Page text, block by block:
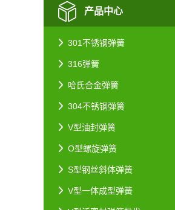
产品中心
301不锈钢弹簧
316弹簧
哈氏合金弹簧
304不锈钢弹簧
V型油封弹簧
O型螺旋弹簧
S型钢丝斜体弹簧
V型一体成型弹簧